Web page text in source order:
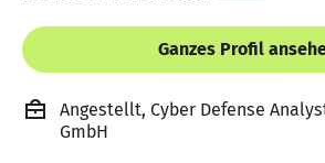
Ganzes Profil
Angestellt, Cyber Defense
GmbH